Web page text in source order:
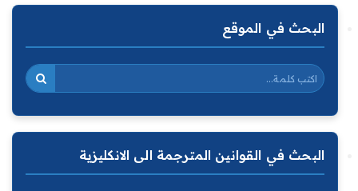
البحث في الموقع
البحث في القوانين المترجمة الى الانكليزية